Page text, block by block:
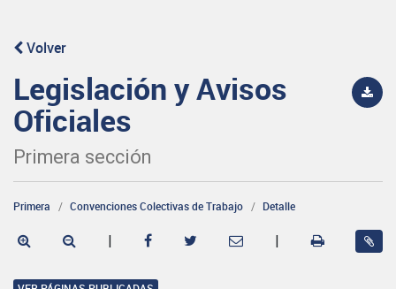
Volver
Legislación y Avisos
Oficiales
Primera sección
Primera Convenciones Colectivas de Trabajo Detalle
| |